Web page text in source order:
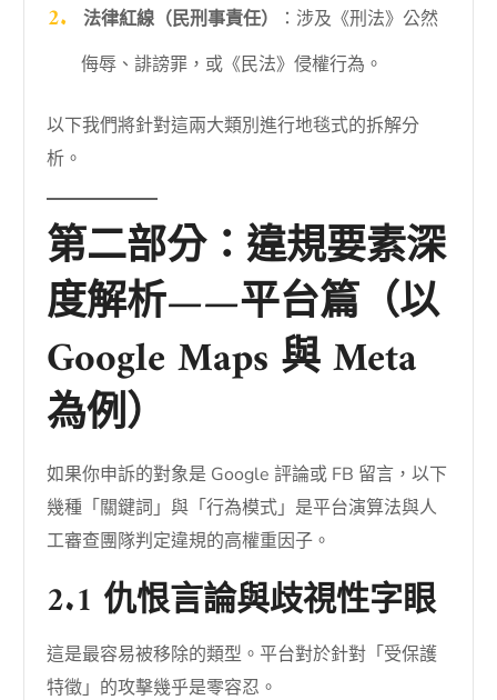
法律紅線（民刑事責任）
：涉及《刑法》公然
侮辱、誹謗罪，或《民法》侵權行為。
以下我們將針對這兩大類別進行地毯式的拆解分
析。
第二部分：違規要素深
度解析——平台篇（以
Google Maps 與 Meta
為例）
如果你申訴的對象是 Google 評論或 FB 留言，以下
幾種「關鍵詞」與「行為模式」是平台演算法與人
工審查團隊判定違規的高權重因子。
2.1 仇恨言論與歧視性字眼
這是最容易被移除的類型。平台對於針對「受保護
特徵」的攻擊幾乎是零容忍。